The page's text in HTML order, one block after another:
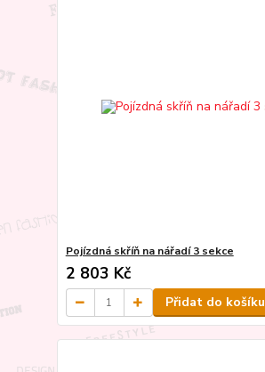
Pojízdná skříň na nářadí 3 sekce
2 803 Kč
Přidat do košíku